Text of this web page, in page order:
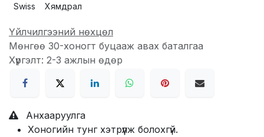
Swiss Хямдрал
Үйлчилгээний нөхцөл
Мөнгөө 30-хоногт буцааж авах баталгаа
Хүргэлт: 2-3 ажлын өдөр
Анхааруулга
Хоногийн тунг хэтрүүлж болохгүй.